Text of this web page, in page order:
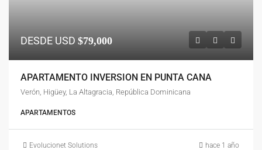
DESDE USD $79,000
APARTAMENTO INVERSION EN PUNTA CANA
Verón, Higüey, La Altagracia, República Dominicana
APARTAMENTOS
Evolucionet Solutions hace 1 año